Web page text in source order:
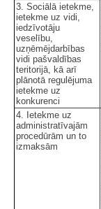
3. Sociālā ietekme,
ietekme uz vidi,
iedzīvotāju
veselību,
uzņēmējdarbības
vidi pašvaldības
teritorijā, kā arī
plānotā regulējuma
ietekme uz
konkurenci
4. Ietekme uz
administratīvajām
procedūrām un to
izmaksām